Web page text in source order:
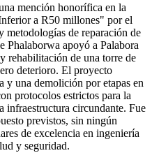
mención honorífica en la
a R50 millones" por el
metodologías de reparación de
Phalaborwa apoyó a Palabora
rehabilitación de una torre de
deterioro. El proyecto
y una demolición por etapas en
protocolos estrictos para la
infraestructura circundante. Fue
previstos, sin ningún
de excelencia en ingeniería
y seguridad.